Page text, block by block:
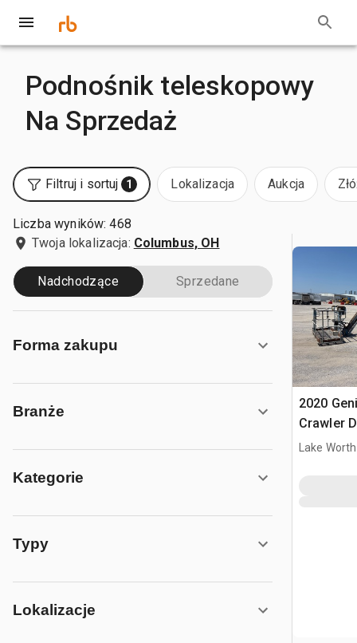
Podnośnik teleskopowy
Na Sprzedaż
Filtruj i sortuj 1 Lokalizacja Aukcja
Liczba wyników: 468
Twoja lokalizacja: Columbus, OH
Nadchodzące Sprzedane
Forma zakupu
Branże
Kategorie
Typy
Lokalizacje
2020
Crawler
Lake